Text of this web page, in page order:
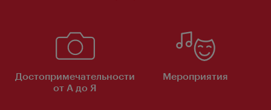
Достопримечательности
от А до Я
Мероприятия